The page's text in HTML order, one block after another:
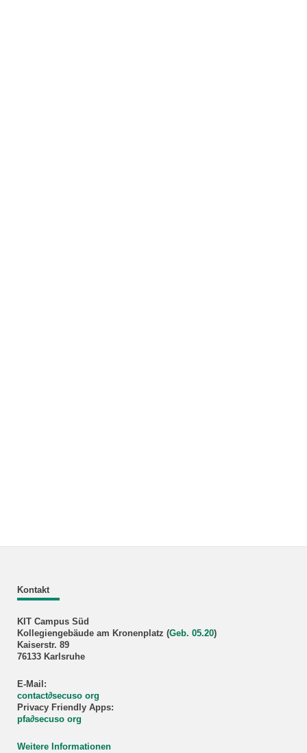
Kontakt
KIT Campus Süd
Kollegiengebäude am Kronenplatz (Geb. 05.20)
Kaiserstr. 89
76133 Karlsruhe
E-Mail:
contact∂secuso org
Privacy Friendly Apps:
pfa∂secuso org
Weitere Informationen